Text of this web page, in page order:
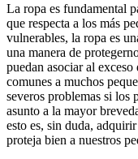
La ropa es fundamental
que respecta a los más
vulnerables, la ropa es
una manera de
puedan asociar al
comunes a muchos
severos problemas si los
asunto a la mayor
esto es, sin duda,
proteja bien a nuestros